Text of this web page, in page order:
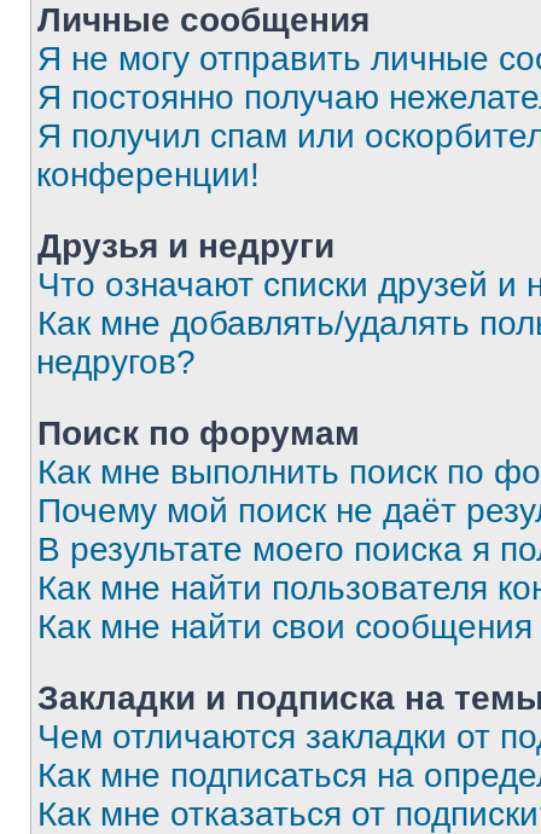
Личные сообщения
Я не могу отправить личные
Я постоянно получаю
Я получил спам или
конференции!
Друзья и недруги
Что означают списки друзей и
Как мне добавлять/удалять
недругов?
Поиск по форумам
Как мне выполнить поиск по
Почему мой поиск не даёт
В результате моего поиска я
Как мне найти пользователя
Как мне найти свои
Закладки и подписка на
Чем отличаются закладки от
Как мне подписаться на
Как мне отказаться от